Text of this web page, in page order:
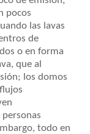
pocos
las lavas
de
o en forma
que al
los domos
todo en